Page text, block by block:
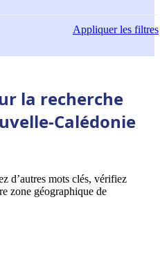
Appliquerles filtres
la recherche
Calédonie
d’autres mots clés, vérifiez
zone géographique de